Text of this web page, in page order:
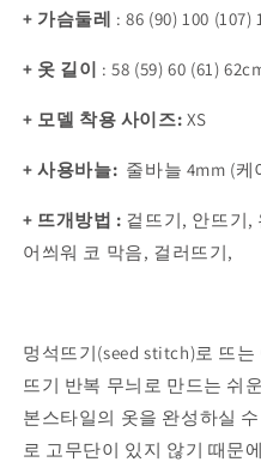
+ 가슴둘레 : 86 (90) 100 (107)
+ 옷 길이 : 58 (59) 60 (61)
+ 모델 착용 사이즈: XS
+ 사용바늘: 줄바늘 4mm (케
+ 뜨개방법 : 겉뜨기, 안뜨기,
어씌워 코 막음, 걸러뜨기,
멍석뜨기(seed stitch)로 뜨
뜨기 반복 무늬로 만드는 쉬
본스타일의 옷을 완성하실
로 고무단이 있지 않기 때문